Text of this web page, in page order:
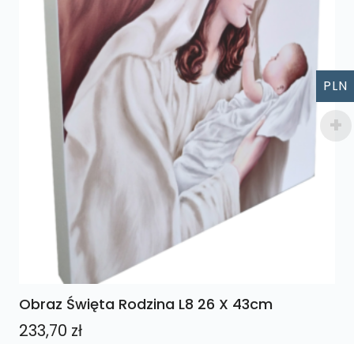
Obraz Święta Rodzina L8 26 X 43cm
233,70 zł
PLN